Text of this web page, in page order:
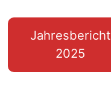
Jahresbericht
2025